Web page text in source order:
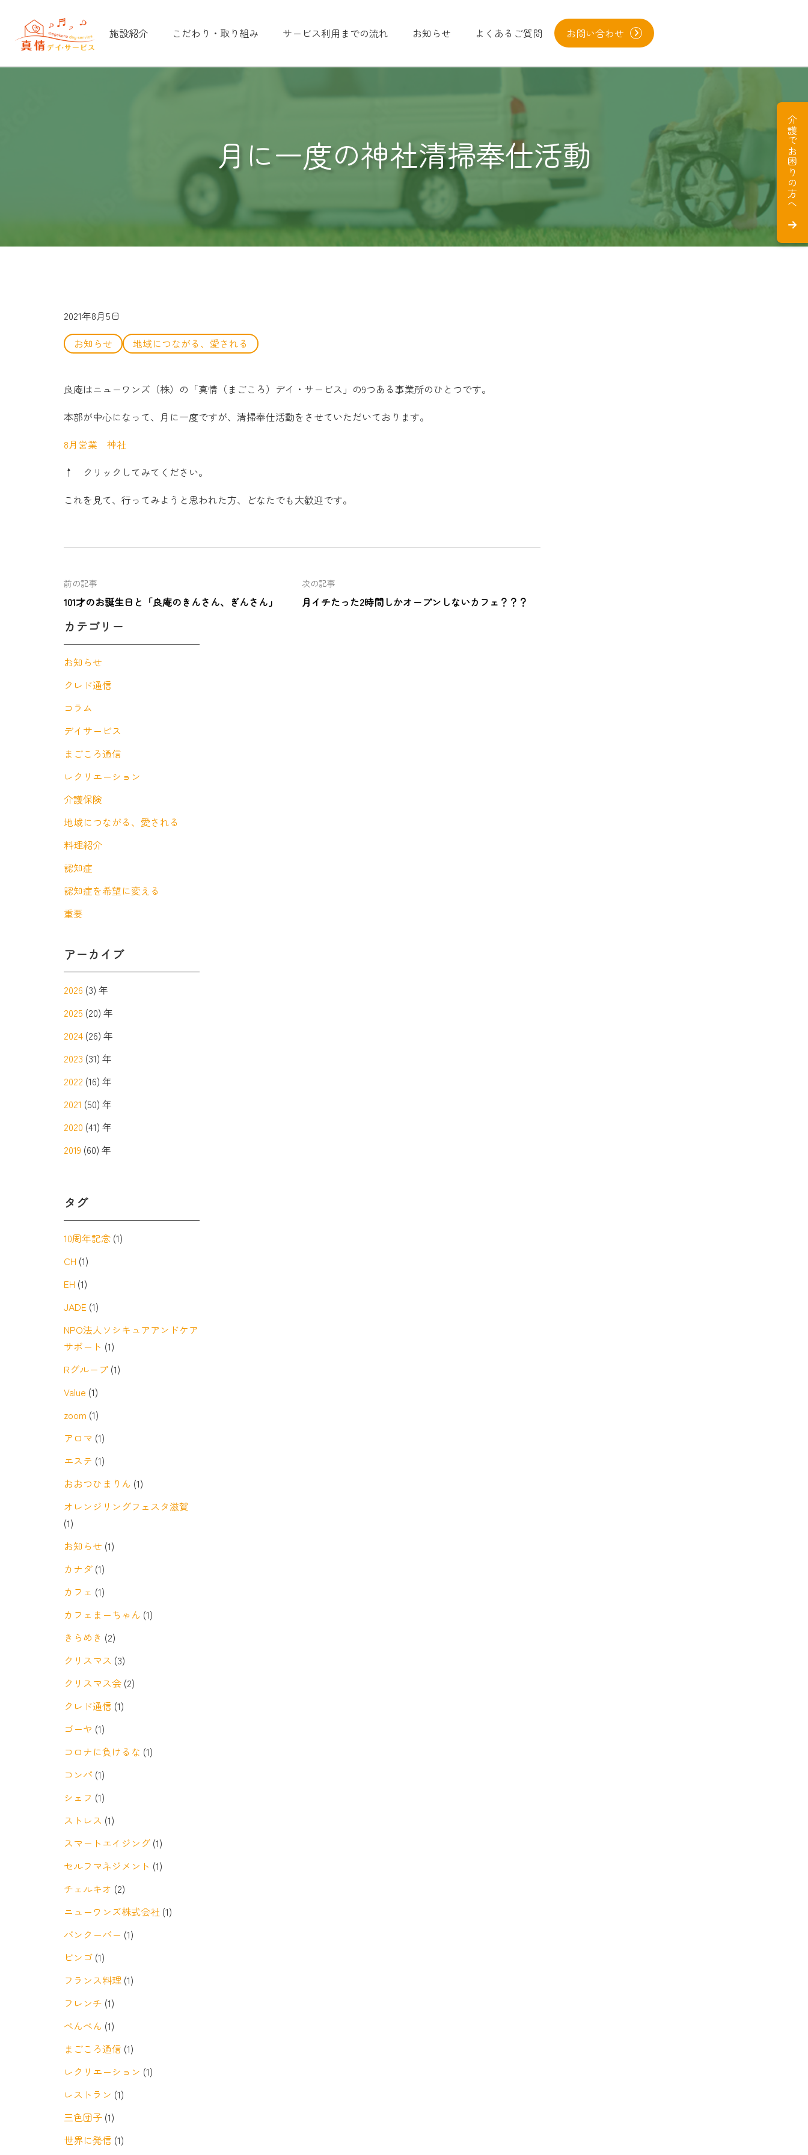
施設紹介 こだわり・取り組み サービス利用までの流れ お知らせ よくあるご質問 お問い合わせ
介護でお困りの方へ
月に一度の神社清掃奉仕活動
2021年8月5日
お知らせ
地域につながる、愛される
良庵はニューワンズ（株）の「真情（まごころ）デイ・サービス」の9つある事業所のひとつです。
本部が中心になって、月に一度ですが、清掃奉仕活動をさせていただいております。
8月営業 神社
↑ クリックしてみてください。
これを見て、行ってみようと思われた方、どなたでも大歓迎です。
前の記事
101才のお誕生日と「良庵のきんさん、ぎんさん」
次の記事
月イチたった2時間しかオープンしないカフェ？？？
カテゴリー
お知らせ
クレド通信
コラム
デイサービス
まごころ通信
レクリエーション
介護保険
地域につながる、愛される
料理紹介
認知症
認知症を希望に変える
重要
アーカイブ
2026 (3) 年
2025 (20) 年
2024(26) 年
2023 (31) 年
2022 (16) 年
2021 (50) 年
2020 (41) 年
2019 (60) 年
タグ
10周年記念(1)
CH (1)
EH (1)
JADE (1)
NPO法人ソシキュアアンドケア
サポート (1)
Rグループ(1)
Value (1)
zoom (1)
アロマ (1)
エステ (1)
おおつひまりん (1)
オレンジリングフェスタ滋賀
(1)
お知らせ (1)
カナダ(1)
カフェ (1)
カフェまーちゃん (1)
きらめき (2)
クリスマス (3)
クリスマス会(2)
クレド通信 (1)
ゴーヤ (1)
コロナに負けるな (1)
コンパ (1)
シェフ (1)
ストレス (1)
スマートエイジング(1)
セルフマネジメント (1)
チェルキオ (2)
ニューワンズ株式会社 (1)
バンクーバー (1)
ビンゴ(1)
フランス料理(1)
フレンチ (1)
べんべん (1)
まごころ通信 (1)
レクリエーション (1)
レストラン (1)
三色団子(1)
世界に発信 (1)